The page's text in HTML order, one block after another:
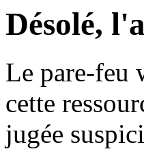
Désolé,
Le pare-feu
cette
jugée